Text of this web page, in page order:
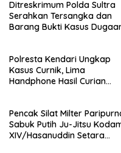
Ditreskrimum Polda Sultra
Serahkan Tersangka dan
Barang Bukti Kasus
Kejaksaan
Polresta Kendari Ungkap
Kasus Curnik, Lima
Handphone Hasil Curian
Pencak Silat Milter
Sabuk Putih Ju-Jitsu
XIV/Hasanuddin Setara